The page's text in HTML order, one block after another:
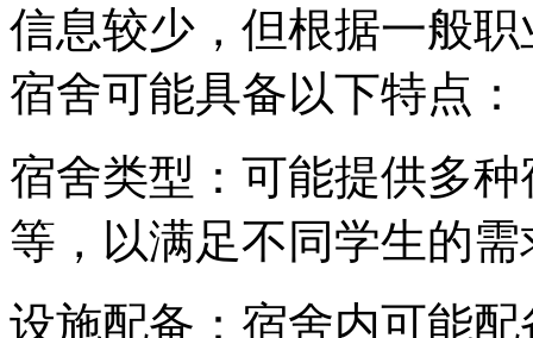
信息较少，但根据一般
宿舍可能具备以下特点：
宿舍类型：可能提供多
等，以满足不同学生的需
设施配备：宿舍内可能